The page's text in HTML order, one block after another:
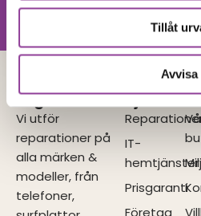
Tillåt
Avvisa
Vänligen kontakta oss!
Lagamobilen
Vi utför
reparationer på
alla märken &
modeller, från
telefoner,
Tjänster
IT-
hemtjänster
Prisgaranti
Företag